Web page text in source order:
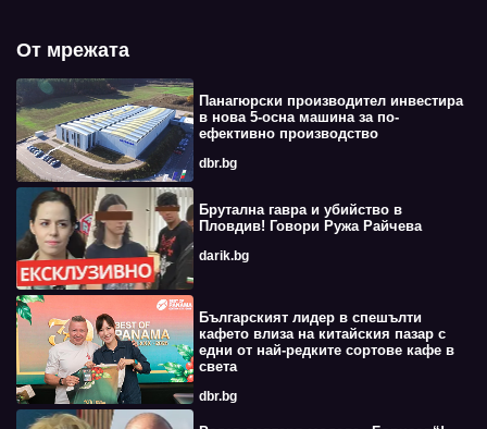
От мрежата
Панагюрски производител инвестира
в нова 5-осна машина за по-
ефективно производство
dbr.bg
Брутална гавра и убийство в
Пловдив! Говори Ружа Райчева
darik.bg
Българският лидер в спешълти
кафето влиза на китайския пазар с
едни от най-редките сортове кафе в
света
dbr.bg